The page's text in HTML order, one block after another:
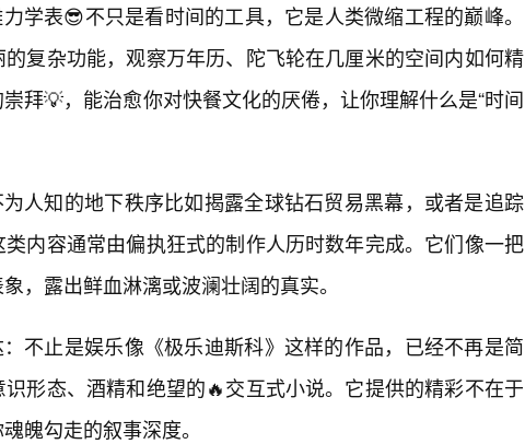
学表😎不只是看时间的工具，它是人类微缩工程的巅峰。
复杂功能，观察万年历、陀飞轮在几厘米的空间内如何精
拜💡，能治愈你对快餐文化的厌倦，让你理解什么是“时间
人知的地下秩序比如揭露全球钻石贸易黑幕，或者是追踪
内容通常由偏执狂式的制作人历时数年完成。它们像一把
，露出鲜血淋漓或波澜壮阔的真实。
不止是娱乐像《极乐迪斯科》这样的作品，已经不再是简
形态、酒精和绝望的🔥交互式小说。它提供的精彩不在于
魄勾走的叙事深度。